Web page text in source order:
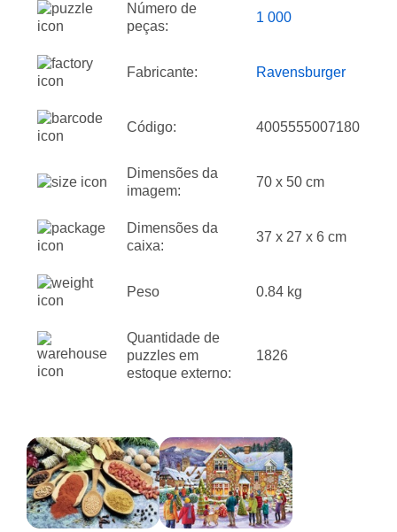
Número de
peças:
1 000
Fabricante: Ravensburger
Código: 4005555007180
Dimensões da
imagem:
70 x 50 cm
Dimensões da
caixa:
37 x 27 x 6 cm
Peso 0.84 kg
Quantidade de
puzzles em
estoque externo:
1826